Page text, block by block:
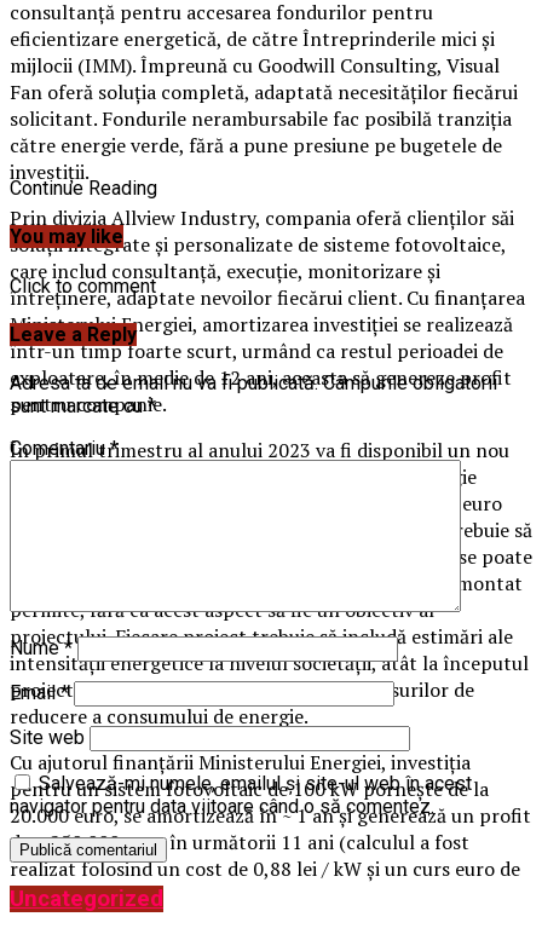
consultanță pentru accesarea fondurilor pentru
eficientizare energetică, de către Întreprinderile mici și
mijlocii (IMM). Împreună cu Goodwill Consulting, Visual
Fan oferă soluția completă, adaptată necesităților fiecărui
solicitant. Fondurile nerambursabile fac posibilă tranziția
către energie verde, fără a pune presiune pe bugetele de
investiții.
Prin divizia Allview Industry, compania oferă clienților săi
soluții integrate și personalizate de sisteme fotovoltaice,
care includ consultanță, execuție, monitorizare și
întreținere, adaptate nevoilor fiecărui client. Cu finanțarea
Ministerului Energiei, amortizarea investiției se realizează
într-un timp foarte scurt, urmând ca restul perioadei de
exploatare, în medie de 12 ani, aceasta să genereze profit
pentru companie.
În primul trimestru al anului 2023 va fi disponibil un nou
program de finanțare nerambursabilă pentru energie
regenerabilă. Astfel, se pot solicita până la 500.000 euro
pentru investiții în eficiența energetică. Proiectul trebuie să
acopere consumul propriu iar surplusul de energie se poate
livra în rețeaua națională, în cazul în care sistemul montat
permite, fără ca acest aspect să fie un obiectiv al
proiectului. Fiecare proiect trebuie să includă estimări ale
intensității energetice la nivelul societății, atât la începutul
proiectului cât și ulterior implementării măsurilor de
reducere a consumului de energie.
Cu ajutorul finanțării Ministerului Energiei, investiția
pentru un sistem fotovoltaic de 100 kW pornește de la
20.000 euro, se amortizează în ~ 1 an și generează un profit
de ~ 250.000 euro în următorii 11 ani (calculul a fost
realizat folosind un cost de 0,88 lei / kW și un curs euro de
4,95 lei).
Continue Reading
You may like
Click to comment
Leave a Reply
Adresa ta de email nu va fi publicată. Câmpurile obligatorii
sunt marcate cu*
Comentariu*
Nume*
Email*
Site web
Salvează-mi numele, emailul și site-ul web în acest
navigator pentru data viitoare când o să comentez.
Uncategorized